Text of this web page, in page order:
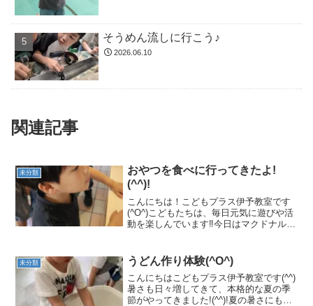
そうめん流しに行こう♪
2026.06.10
関連記事
未分類
おやつを食べに行ってきたよ!
(^^)!
こんにちは！こどもプラス伊予教室です
(^O^)こどもたちは、毎日元気に遊びや活
動を楽しんでいます‼今日はマクドナルド
か？ぼくはソフトクリームお願いします
(^^)...
未分類 うどん作り体験(^O^)
こんにちはこどもプラス伊予教室です(^^)
暑さも日々増してきて、本格的な夏の季
節がやってきました!(^^)!夏の暑さにも負